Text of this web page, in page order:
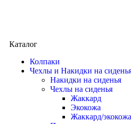
Каталог
Колпаки
Чехлы и Накидки на
Накидки на сиденья
Чехлы на сиденья
Жаккард
Экокожа
Жаккард/